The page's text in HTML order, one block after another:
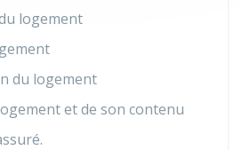
logement
du logement
et de son contenu